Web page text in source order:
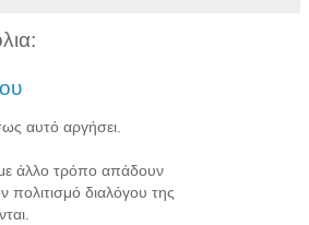
αυτό αργήσει.
άλλο τρόπο απάδουν
πολιτισμό διαλόγου της